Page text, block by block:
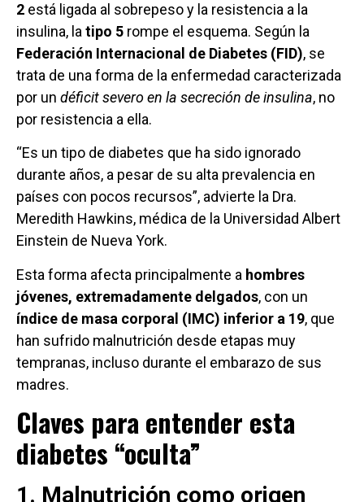
2 está ligada al sobrepeso y la resistencia a la
insulina, la tipo 5 rompe el esquema. Según la
Federación Internacional de Diabetes (FID), se
trata de una forma de la enfermedad caracterizada
por un déficit severo en la secreción de insulina, no
por resistencia a ella.
“Es un tipo de diabetes que ha sido ignorado
durante años, a pesar de su alta prevalencia en
países con pocos recursos”, advierte la Dra.
Meredith Hawkins, médica de la Universidad Albert
Einstein de Nueva York.
Esta forma afecta principalmente a hombres
jóvenes, extremadamente delgados, con un
índice de masa corporal (IMC) inferior a 19, que
han sufrido malnutrición desde etapas muy
tempranas, incluso durante el embarazo de sus
madres.
Claves para entender esta
diabetes “oculta”
1. Malnutrición como origen